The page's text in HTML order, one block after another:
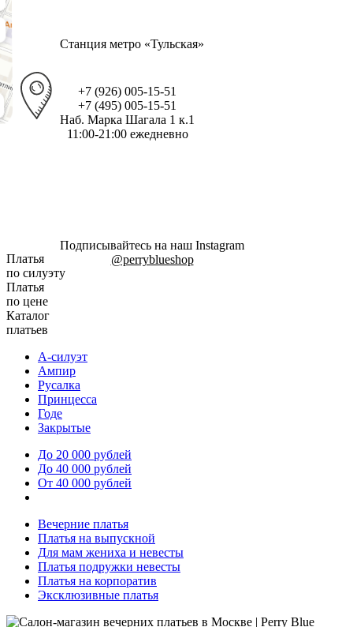
Станция метро «Тульская»
+7 (926) 005-15-51
+7 (495) 005-15-51
Наб. Марка Шагала 1 к.1
11:00-21:00 ежедневно
Подписывайтесь на наш Instagram
@perryblueshop
Платья
по силуэту
Платья
по цене
Каталог
платьев
А-силуэт
Ампир
Русалка
Принцесса
Годе
Закрытые
До 20 000 рублей
До 40 000 рублей
От 40 000 рублей
Вечерние платья
Платья на выпускной
Для мам жениха и невесты
Платья подружки невесты
Платья на корпоратив
Эксклюзивные платья